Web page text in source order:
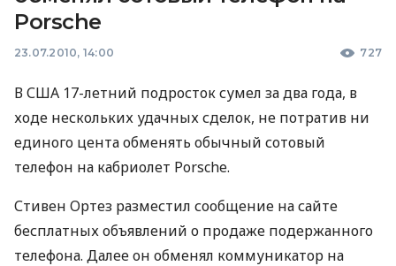
Porsche
23.07.2010, 14:00 727
В США 17-летний подросток сумел за два года, в
ходе нескольких удачных сделок, не потратив ни
единого цента обменять обычный сотовый
телефон на кабриолет Porsche.
Стивен Ортез разместил сообщение на сайте
бесплатных объявлений о продаже подержанного
телефона. Далее он обменял коммуникатор на